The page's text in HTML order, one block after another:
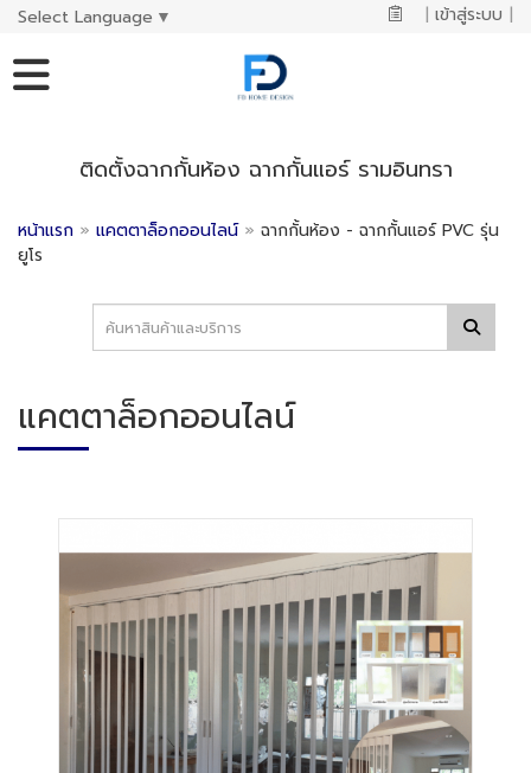
Select Language ▼ | เข้าสู่ระบบ |
ติดตั้งฉากกั้นห้อง ฉากกั้นแอร์ รามอินทรา
หน้าแรก » แคตตาล็อกออนไลน์ » ฉากกั้นห้อง - ฉากกั้นแอร์ PVC รุ่น
ยูโร
แคตตาล็อกออนไลน์